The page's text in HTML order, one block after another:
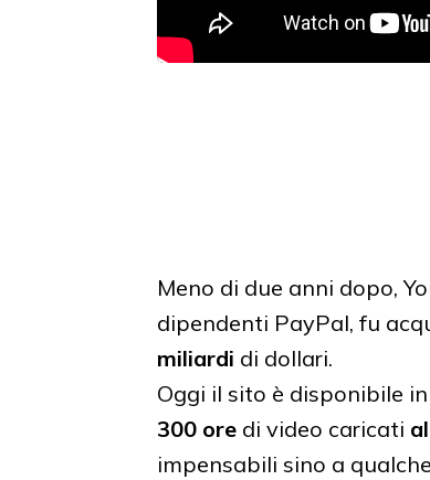
Meno di due anni dopo,
dipendenti PayPal, fu
miliardi di dollari.
Oggi il sito è disponibile
300 ore di video caricati
impensabili sino a